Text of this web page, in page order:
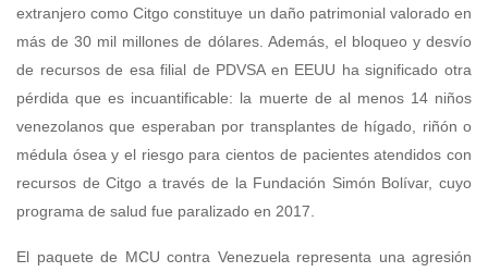
extranjero como Citgo constituye un daño patrimonial valorado en
más de 30 mil millones de dólares. Además, el bloqueo y desvío
de recursos de esa filial de PDVSA en EEUU ha significado otra
pérdida que es incuantificable: la muerte de al menos 14 niños
venezolanos que esperaban por transplantes de hígado, riñón o
médula ósea y el riesgo para cientos de pacientes atendidos con
recursos de Citgo a través de la Fundación Simón Bolívar, cuyo
programa de salud fue paralizado en 2017.
El paquete de MCU contra Venezuela representa una agresión